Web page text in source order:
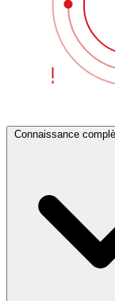
Connaissance